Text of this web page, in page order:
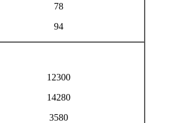
78
94
12300
14280
3580